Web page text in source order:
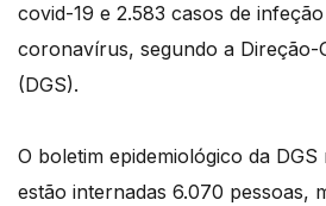
covid-19 e 2.583 casos de
coronavírus, segundo a Direção-
(DGS).
O boletim epidemiológico da
estão internadas 6.070 pessoas,